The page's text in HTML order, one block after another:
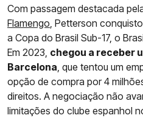
Com passagem destacada
Flamengo, Petterson
a Copa do Brasil Sub-17, o
Em 2023, chegou a receber
Barcelona, que tentou um
opção de compra por 4
direitos. A negociação não
limitações do clube espanhol